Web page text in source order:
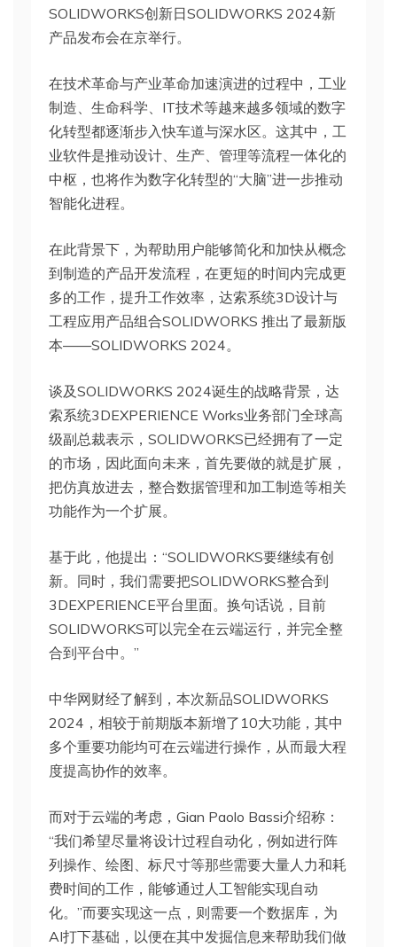
SOLIDWORKS创新日SOLIDWORKS 2024新
产品发布会在京举行。
在技术革命与产业革命加速演进的过程中，工业
制造、生命科学、IT技术等越来越多领域的数字
化转型都逐渐步入快车道与深水区。这其中，工
业软件是推动设计、生产、管理等流程一体化的
中枢，也将作为数字化转型的“大脑”进一步推动
智能化进程。
在此背景下，为帮助用户能够简化和加快从概念
到制造的产品开发流程，在更短的时间内完成更
多的工作，提升工作效率，达索系统3D设计与
工程应用产品组合SOLIDWORKS 推出了最新版
本——SOLIDWORKS 2024。
谈及SOLIDWORKS 2024诞生的战略背景，达
索系统3DEXPERIENCE Works业务部门全球高
级副总裁表示，SOLIDWORKS已经拥有了一定
的市场，因此面向未来，首先要做的就是扩展，
把仿真放进去，整合数据管理和加工制造等相关
功能作为一个扩展。
基于此，他提出：“SOLIDWORKS要继续有创
新。同时，我们需要把SOLIDWORKS整合到
3DEXPERIENCE平台里面。换句话说，目前
SOLIDWORKS可以完全在云端运行，并完全整
合到平台中。”
中华网财经了解到，本次新品SOLIDWORKS
2024，相较于前期版本新增了10大功能，其中
多个重要功能均可在云端进行操作，从而最大程
度提高协作的效率。
而对于云端的考虑，Gian Paolo Bassi介绍称：
“我们希望尽量将设计过程自动化，例如进行阵
列操作、绘图、标尺寸等那些需要大量人力和耗
费时间的工作，能够通过人工智能实现自动
化。”而要实现这一点，则需要一个数据库，为
AI打下基础，以便在其中发掘信息来帮助我们做